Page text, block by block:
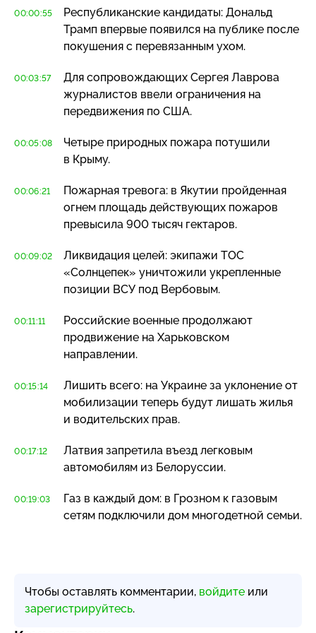
00:00:55
Республиканские кандидаты: Дональд
Трамп впервые появился на публике после
покушения с перевязанным ухом.
00:03:57
Для сопровождающих Сергея Лаврова
журналистов ввели ограничения на
передвижения по США.
00:05:08
Четыре природных пожара потушили
в Крыму.
00:06:21
Пожарная тревога: в Якутии пройденная
огнем площадь действующих пожаров
превысила 900 тысяч гектаров.
00:09:02
Ликвидация целей: экипажи ТОС
«Солнцепек» уничтожили укрепленные
позиции ВСУ под Вербовым.
00:11:11
Российские военные продолжают
продвижение на Харьковском
направлении.
00:15:14
Лишить всего: на Украине за уклонение от
мобилизации теперь будут лишать жилья
и водительских прав.
00:17:12
Латвия запретила въезд легковым
автомобилям из Белоруссии.
00:19:03
Газ в каждый дом: в Грозном к газовым
сетям подключили дом многодетной семьи.
Чтобы оставлять комментарии, войдите или
зарегистрируйтесь.